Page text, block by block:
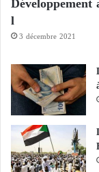
l
3 décembre 2021